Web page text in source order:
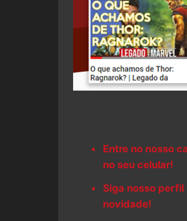
Entre no nosso
no seu celular!
Siga nosso perfil
novidade!